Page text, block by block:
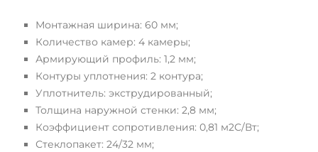
Монтажная ширина: 60 мм;
Количество камер: 4 камеры;
Армирующий профиль: 1,2 мм;
Контуры уплотнения: 2 контура;
Уплотнитель: экструдированный;
Толщина наружной стенки: 2,8 мм;
Коэффициент сопротивления: 0,81 м2С/Вт;
Стеклопакет: 24/32 мм;